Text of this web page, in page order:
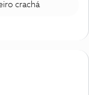
crachá